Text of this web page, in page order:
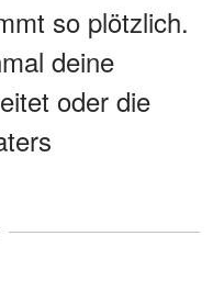
so plötzlich.
deine
oder die